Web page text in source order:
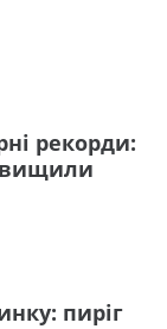
рекорди:
пиріг